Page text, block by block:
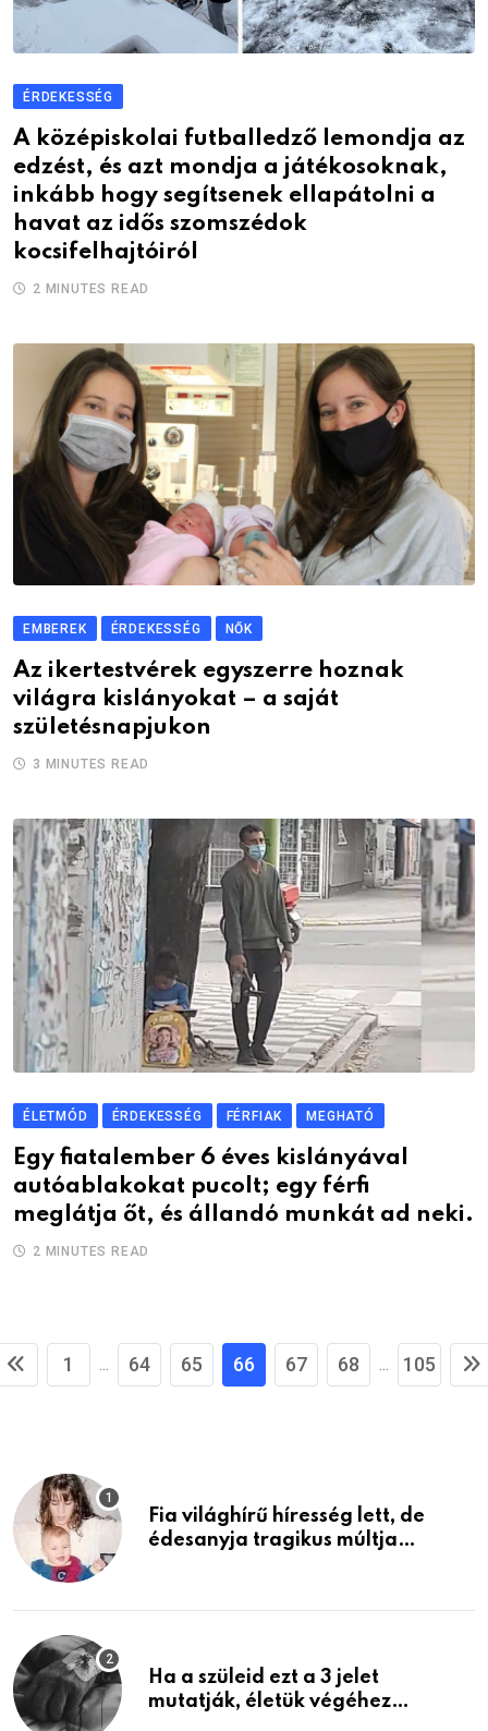
ÉRDEKESSÉG
A középiskolai futballedző lemondja az
edzést, és azt mondja a játékosoknak,
inkább hogy segítsenek ellapátolni a
havat az idős szomszédok
kocsifelhajtóiról
2 MINUTES READ
EMBEREK ÉRDEKESSÉG NŐK
Az ikertestvérek egyszerre hoznak
világra kislányokat – a saját
születésnapjukon
3 MINUTES READ
ÉLETMÓD ÉRDEKESSÉG FÉRFIAK MEGHATÓ
Egy fiatalember 6 éves kislányával
autóablakokat pucolt; egy férfi
meglátja őt, és állandó munkát ad neki.
2 MINUTES READ
1 ... 64 65 66 67 68 ... 105
Fia világhírű híresség lett, de
édesanyja tragikus múltja
Ha a szüleid ezt a 3 jelet
mutatják, életük végéhez